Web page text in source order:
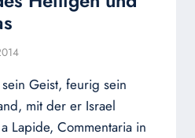
Geist, feurig sein
mit der er Israel
Lapide, Commentaria in